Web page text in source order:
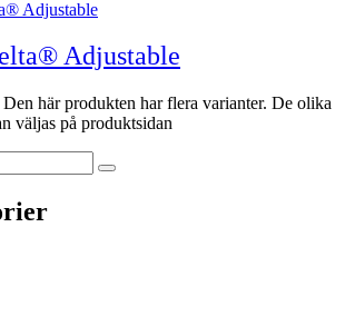
Adjustable
Den här produkten har flera varianter. De olika
väljas på produktsidan